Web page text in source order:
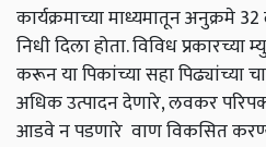
कार्यक्रमाच्या माध्यमातून अनुक्रमे
निधी दिला होता. विविध
करून या पिकांच्या सहा पिढ्यांच्या
अधिक उत्पादन देणारे, लवकर
आडवे न पडणारे वाण विकसित